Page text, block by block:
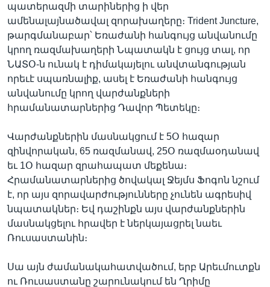
պատերազմի տարիներից ի վեր
ամենալայնածավալ զորախաղերը։ Trident Juncture,
թարգմանաբար՝ Եռաժանի հանգույց անվանումը
կրող ռազմախաղերի Նպատակն է ցույց տալ, որ
ՆԱՏՕ-ն ունակ է դիմակայելու անվտանգության
որեւէ սպառնալիք, ասել է Եռաժանի հանգույց
անվանումը կրող վարժանքների
հրամանատարներից Դավոր Պետեկը։
Վարժանքներին մասնակցում է 5Օ հազար
զինվորական, 65 ռազմանավ, 25Օ ռազմաօդանավ
եւ 1Օ հազար զրահապատ մեքենա։
Հրամանատարներից ծովակալ Ջեյմս Ֆոգոն նշում
է, որ այս զորավարժությունները չունեն ագրեսիվ
նպատակներ։ Եվ դաշինքն այս վարժանքներին
մասնակցելու հրավեր է ներկայացրել նաեւ
Ռուսաստանին։
Սա այն ժամանակահատվածում, երբ Արեւմուտքն
ու Ռուսաստանը շարունակում են Ղրիմը